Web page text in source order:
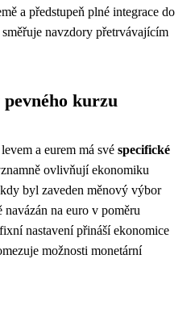
a předstupeň plné integrace do
navzdory přetrvávajícím
kurzu
a eurem má své specifické
ovlivňují ekonomiku
byl zaveden měnový výbor
na euro v poměru
nastavení přináší ekonomice
možnosti monetární